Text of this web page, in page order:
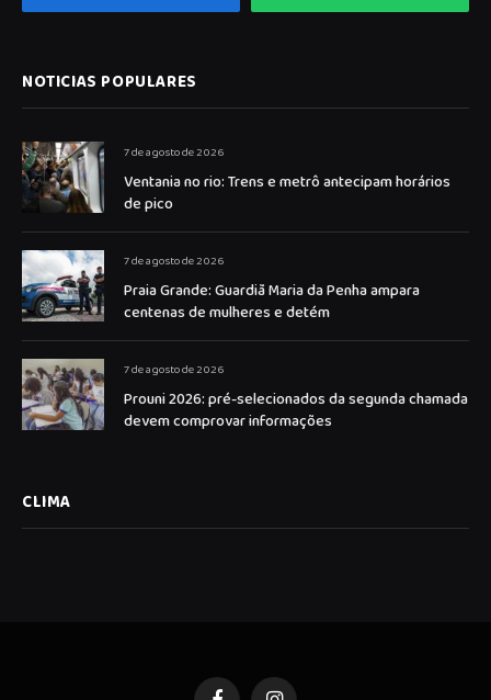
NOTICIAS POPULARES
7 de agosto de 2026
Ventania no rio: Trens e metrô antecipam horários
de pico
7 de agosto de 2026
Praia Grande: Guardiã Maria da Penha ampara
centenas de mulheres e detém
7 de agosto de 2026
Prouni 2026: pré-selecionados da segunda chamada
devem comprovar informações
CLIMA